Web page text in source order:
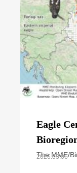
Eagle
The MME/
2026.03.06